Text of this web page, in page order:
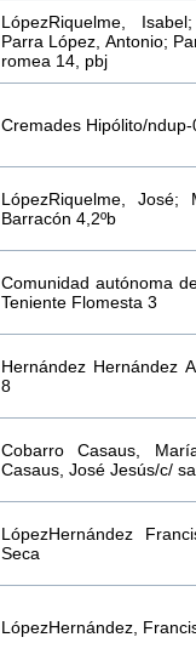
LópezRiquelme,
Parra López, Antonio;
romea 14, pbj
Cremades Hipólito/ndup-
LópezRiquelme, José;
Barracón 4,2ºb
Comunidad autónoma
Teniente Flomesta 3
Hernández Hernández
8
Cobarro Casaus,
Casaus, José Jesús/c/
LópezHernández
Seca
LópezHernández,